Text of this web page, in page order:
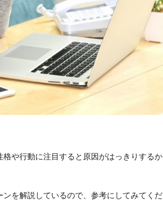
や行動に注目すると原因がはっきりするか
を解説しているので、参考にしてみてくだ